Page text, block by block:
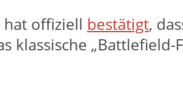
hat offiziell bestätigt,
„Battlefield-